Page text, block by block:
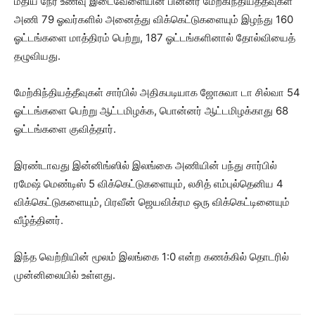
அணி 79 ஓவர்களில் அனைத்து விக்கெட்டுகளையும் இழந்து 160
ஓட்டங்களை மாத்திரம் பெற்று, 187 ஓட்டங்களினால் தோல்வியைத்
தழுவியது.
மேற்கிந்தியத்தீவுகள் சார்பில் அதிகபடியாக ஜோசுவா டா சில்வா 54
ஓட்டங்களை பெற்று ஆட்டமிழக்க, பொன்னர் ஆட்டமிழக்காது 68
ஓட்டங்களை குவித்தார்.
இரண்டாவது இன்னிங்ஸில் இலங்கை அணியின் பந்து சார்பில்
ரமேஷ் மெண்டிஸ் 5 விக்கெட்டுகளையும், லசித் எம்புல்தெனிய 4
விக்கெட்டுகளையும், பிரவீன் ஜெயவிக்ரம ஒரு விக்கெட்டினையும்
வீழ்த்தினர்.
இந்த வெற்றியின் மூலம் இலங்கை 1:0 என்ற கணக்கில் தொடரில்
முன்னிலையில் உள்ளது.